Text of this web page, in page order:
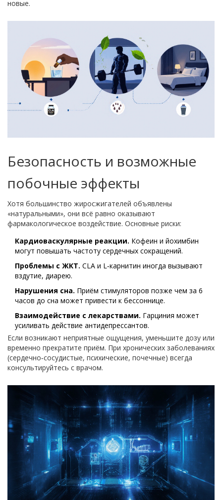
новые.
Безопасность и возможные
побочные эффекты
Хотя большинство жиросжигателей объявлены
«натуральными», они всё равно оказывают
фармакологическое воздействие. Основные риски:
Кардиоваскулярные реакции. Кофеин и йохимбин
могут повышать частоту сердечных сокращений.
Проблемы с ЖКТ. CLA и L‑карнитин иногда вызывают
вздутие, диарею.
Нарушения сна. Приём стимуляторов позже чем за 6
часов до сна может привести к бессоннице.
Взаимодействие с лекарствами. Гарциния может
усиливать действие антидепрессантов.
Если возникают неприятные ощущения, уменьшите дозу или
временно прекратите приём. При хронических заболеваниях
(сердечно‑сосудистые, психические, почечные) всегда
консультируйтесь с врачом.